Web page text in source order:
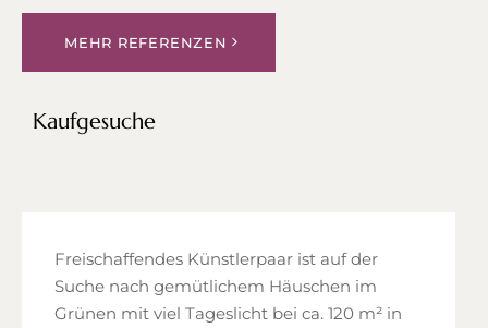
MEHR REFERENZEN
Kaufgesuche
Freischaffendes Künstlerpaar ist auf der
Suche nach gemütlichem Häuschen im
Grünen mit viel Tageslicht bei ca. 120 m² in